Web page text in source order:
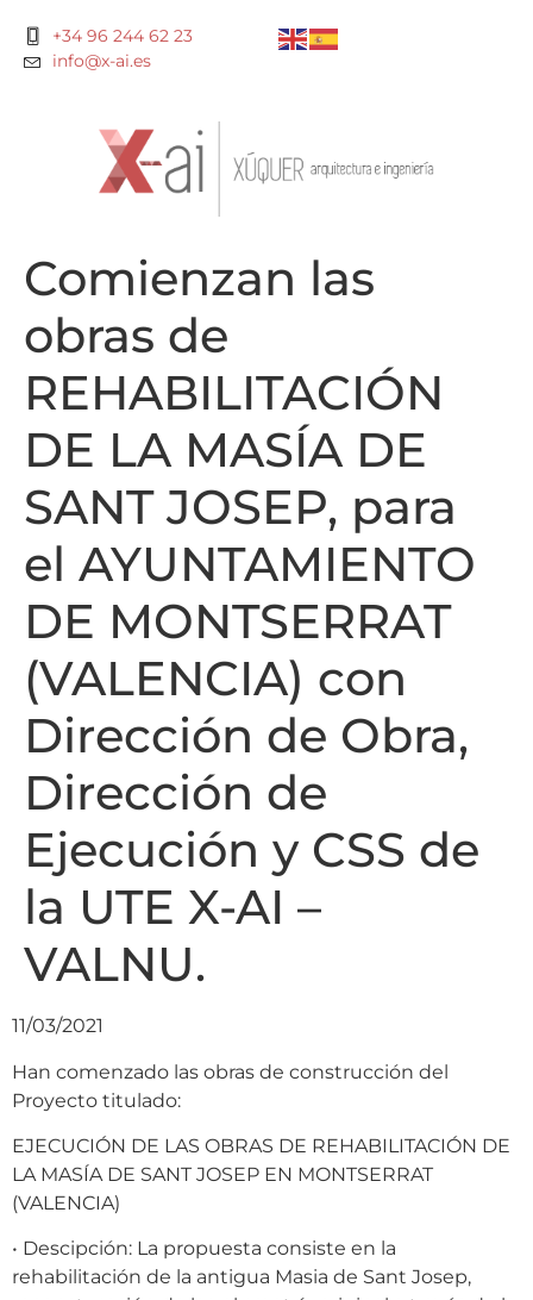
+34 96 244 62 23
info@x-ai.es
Comienzan las
obras de
REHABILITACIÓN
DE LA MASÍA DE
SANT JOSEP, para
el AYUNTAMIENTO
DE MONTSERRAT
(VALENCIA) con
Dirección de Obra,
Dirección de
Ejecución y CSS de
la UTE X-AI –
VALNU.
11/03/2021
Han comenzado las obras de construcción del
Proyecto titulado:
EJECUCIÓN DE LAS OBRAS DE REHABILITACIÓN DE
LA MASÍA DE SANT JOSEP EN MONTSERRAT
(VALENCIA)
• Descipción: La propuesta consiste en la
rehabilitación de la antigua Masia de Sant Josep,